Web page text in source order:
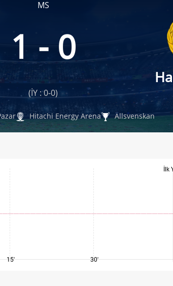
MS
1 - 0
(İY : 0-0)
Hitachi Energy Arena Allsvenskan
15' 30'
İlk